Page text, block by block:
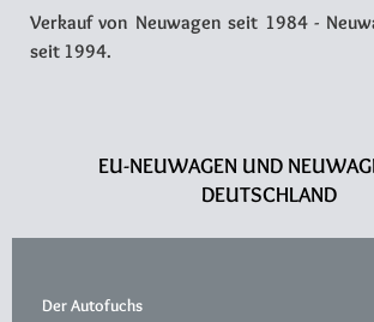
Verkauf von Neuwagen seit 1984 -
seit 1994.
EU-NEUWAGEN UND
DEUTSCHLAND
Der Autofuchs